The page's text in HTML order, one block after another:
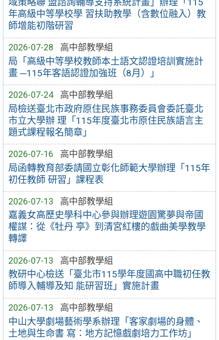
域策略聯 盟諮詢輔導支持系統計畫」辦理「115
年高級中等學校學 習扶助教學（含數位融入）教
師增能初階研習
2026-07-28 高中部教學組
局「高級中等學校教師本土語文認證培訓實施計
畫 ─115年客語認證加強班（8月）」
2026-07-24 高中部教學組
局檢送臺北市政府原住民族事務委員會委託臺北
市立大學辦 理「115年度臺北市原住民族語言主
題式課程報名簡章」
2026-07-16 高中部教學組
局函轉教育部委請國立彰化師範大學辦理「115年
初任教師 研習」課程表
2026-07-13 高中部教學組
嘉義女高歷史學科中心參與辦理遊園驚夢與帝國
權謀：從《牡丹 亭》到清宮紅樓的戲曲美學教學
轉譯
2026-07-13 高中部教學組
教研中心檢送「臺北市115學年度國高中職初任教
師導入輔導及知 能研習班」實施計畫
2026-07-13 高中部教學組
中山大學劇場藝術學系辦理「客家劇場的身體、
土地與生命書 寫：地方記憶戲劇培力工作坊」